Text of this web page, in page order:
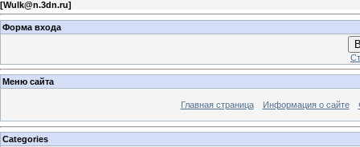
[Wulk@n.3dn.ru]
Форма входа
Меню сайта
Главная страница Информация о сайте
Categories